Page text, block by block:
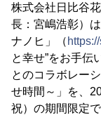
株式会社日比谷
長：宮嶋浩彰）
ナノヒ」（
と幸せ”をお手伝
とのコラボレー
せ時間～」を、
祝）の期間限定で